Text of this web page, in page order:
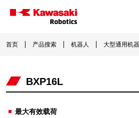
内 崎
人
津）
首页 产品搜索 机器人 大型通用机
BXP16L
最大有效载荷